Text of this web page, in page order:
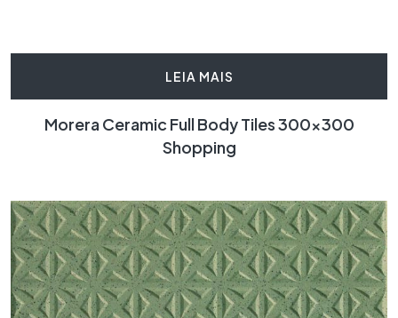
LEIA MAIS
Morera Ceramic Full Body Tiles 300×300
Shopping